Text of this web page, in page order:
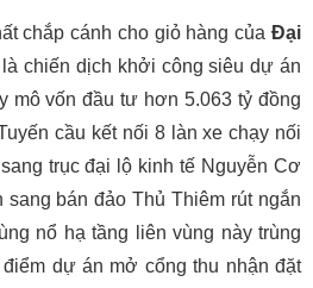
chắp cánh cho giỏ hàng của Đại
chiến dịch khởi công siêu dự án
mô vốn đầu tư hơn 5.063 tỷ đồng
cầu kết nối 8 làn xe chạy nối
trục đại lộ kinh tế Nguyễn Cơ
bán đảo Thủ Thiêm rút ngắn
nổ hạ tầng liên vùng này trùng
dự án mở cổng thu nhận đặt